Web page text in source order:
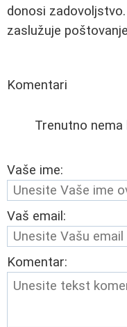
donosi
zaslužuje
Komentari
Trenutno
Vaše ime:
Vaš email:
Komentar: